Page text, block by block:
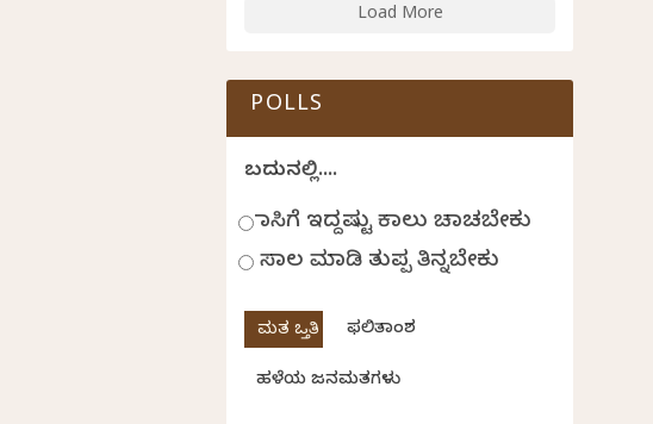
Load More
POLLS
ಬದುಕಿನಲ್ಲಿ....
ಹಾಸಿಗೆ ಇದ್ದಷ್ಟು ಕಾಲು ಚಾಚಬೇಕು
ಸಾಲ ಮಾಡಿ ತುಪ್ಪ ತಿನ್ನಬೇಕು
ಫಲಿತಾಂಶ
ಹಳೆಯ ಜನಮತಗಳು